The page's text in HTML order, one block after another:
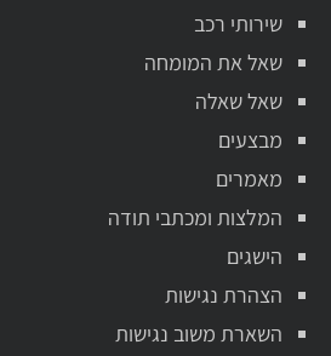
שירותי רכב
שאל את המומחה
שאל שאלה
מבצעים
מאמרים
המלצות ומכתבי תודה
הישגים
הצהרת נגישות
השארת משוב נגישות